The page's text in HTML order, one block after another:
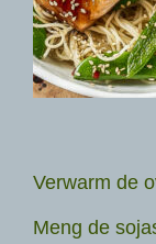
Verwarm de
Meng de